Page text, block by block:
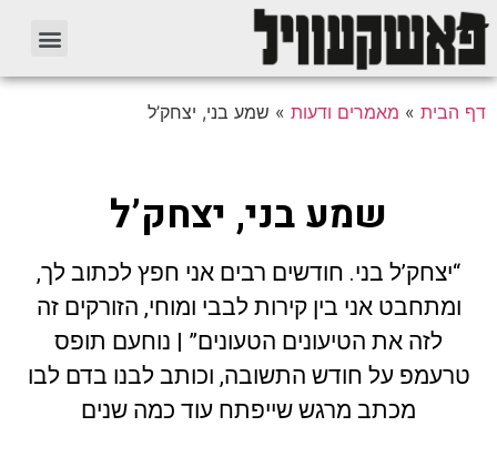
דף הבית » מאמרים ודעות » שמע בני, יצחק’ל
שמע בני, יצחק’ל
“יצחק’ל בני. חודשים רבים אני חפץ לכתוב לך,
ומתחבט אני בין קירות לבבי ומוחי, הזורקים זה
לזה את הטיעונים הטעונים” | נוחעם תופס
טרעמפ על חודש התשובה, וכותב לבנו בדם לבו
מכתב מרגש שייפתח עוד כמה שנים